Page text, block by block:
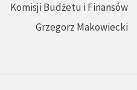
Komisji Budżetu i Finansów
Grzegorz Makowiecki